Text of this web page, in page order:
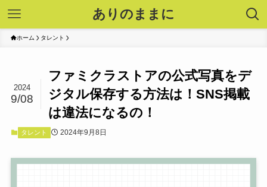
ありのままに
ホーム タレント
ファミクラストアの公式写真をデ
ジタル保存する方法は！SNS掲載
は違法になるの！
2024
9/08
タレント 2024年9月8日